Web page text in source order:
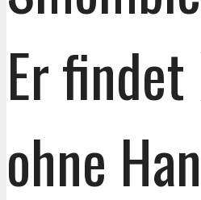
Er findet
ohne